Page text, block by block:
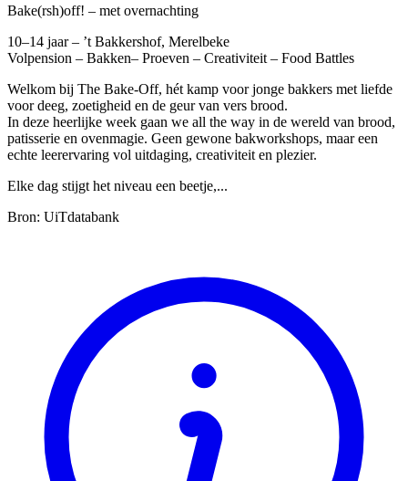
Bake(rsh)off! – met overnachting
10–14 jaar – ’t Bakkershof, Merelbeke
Volpension – Bakken– Proeven – Creativiteit – Food Battles
Welkom bij The Bake-Off, hét kamp voor jonge bakkers met liefde
voor deeg, zoetigheid en de geur van vers brood.
In deze heerlijke week gaan we all the way in de wereld van brood,
patisserie en ovenmagie. Geen gewone bakworkshops, maar een
echte leerervaring vol uitdaging, creativiteit en plezier.
Elke dag stijgt het niveau een beetje,...
Bron: UiTdatabank